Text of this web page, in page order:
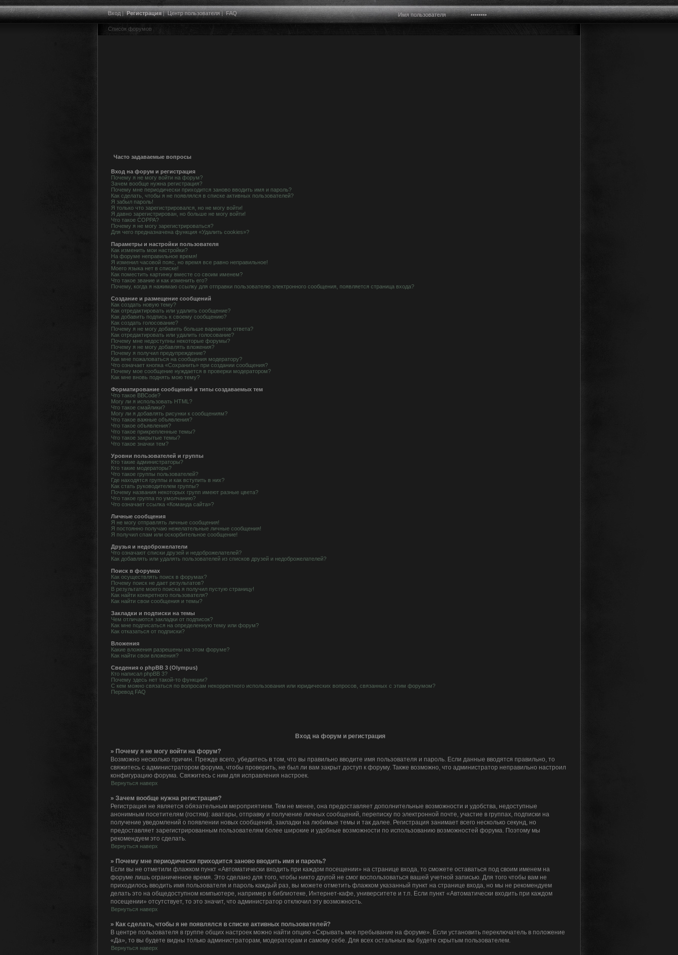
Вход|Регистрация|Центр пользователя|FAQ
Список форумов
Часто задаваемые вопросы
Вход на форум и регистрация
Почему я не могу войти на форум?
Зачем вообще нужна регистрация?
Почему мне периодически приходится заново вводить имя и пароль?
Как сделать, чтобы я не появлялся в списке активных пользователей?
Я забыл пароль!
Я только что зарегистрировался, но не могу войти!
Я давно зарегистрирован, но больше не могу войти!
Что такое COPPA?
Почему я не могу зарегистрироваться?
Для чего предназначена функция «Удалить cookies»?
Параметры и настройки пользователя
Как изменить мои настройки?
На форуме неправильное время!
Я изменил часовой пояс, но время все равно неправильное!
Моего языка нет в списке!
Как поместить картинку вместе со своим именем?
Что такое звание и как изменить его?
Почему, когда я нажимаю ссылку для отправки пользователю электронного сообщения, появляется страница входа?
Создание и размещение сообщений
Как создать новую тему?
Как отредактировать или удалить сообщение?
Как добавить подпись к своему сообщению?
Как создать голосование?
Почему я не могу добавить больше вариантов ответа?
Как отредактировать или удалить голосование?
Почему мне недоступны некоторые форумы?
Почему я не могу добавлять вложения?
Почему я получил предупреждение?
Как мне пожаловаться на сообщения модератору?
Что означает кнопка «Сохранить» при создании сообщения?
Почему мое сообщение нуждается в проверки модератором?
Как мне вновь поднять мою тему?
Форматирование сообщений и типы создаваемых тем
Что такое BBCode?
Могу ли я использовать HTML?
Что такое смайлики?
Могу ли я добавлять рисунки к сообщениям?
Что такое важные объявления?
Что такое объявления?
Что такое прикрепленные темы?
Что такое закрытые темы?
Что такое значки тем?
Уровни пользователей и группы
Кто такие администраторы?
Кто такие модераторы?
Что такое группы пользователей?
Где находятся группы и как вступить в них?
Как стать руководителем группы?
Почему названия некоторых групп имеют разные цвета?
Что такое группа по умолчанию?
Что означает ссылка «Команда сайта»?
Личные сообщения
Я не могу отправлять личные сообщения!
Я постоянно получаю нежелательные личные сообщения!
Я получил спам или оскорбительное сообщение!
Друзья и недоброжелатели
Что означают списки друзей и недоброжелателей?
Как добавлять или удалять пользователей из списков друзей и недоброжелателей?
Поиск в форумах
Как осуществлять поиск в форумах?
Почему поиск не дает результатов?
В результате моего поиска я получил пустую страницу!
Как найти конкретного пользователя?
Как найти свои сообщения и темы?
Закладки и подписки на темы
Чем отличаются закладки от подписок?
Как мне подписаться на определенную тему или форум?
Как отказаться от подписки?
Вложения
Какие вложения разрешены на этом форуме?
Как найти свои вложения?
Сведения о phpBB 3 (Olympus)
Кто написал phpBB 3?
Почему здесь нет такой-то функции?
С кем можно связаться по вопросам некорректного использования или юридических вопросов, связанных с этим форумом?
Перевод FAQ
Вход на форум и регистрация
» Почему я не могу войти на форум?
Возможно несколько причин. Прежде всего, убедитесь в том, что вы правильно вводите имя пользователя и пароль. Если данные вводятся правильно, то
свяжитесь с администратором форума, чтобы проверить, не был ли вам закрыт доступ к форуму. Также возможно, что администратор неправильно настроил
конфигурацию форума. Свяжитесь с ним для исправления настроек.
Вернуться наверх
» Зачем вообще нужна регистрация?
Регистрация не является обязательным мероприятием. Тем не менее, она предоставляет дополнительные возможности и удобства, недоступные
анонимным посетителям (гостям): аватары, отправку и получение личных сообщений, переписку по электронной почте, участие в группах, подписки на
получение уведомлений о появлении новых сообщений, закладки на любимые темы и так далее. Регистрация занимает всего несколько секунд, но
предоставляет зарегистрированным пользователям более широкие и удобные возможности по использованию возможностей форума. Поэтому мы
рекомендуем это сделать.
Вернуться наверх
» Почему мне периодически приходится заново вводить имя и пароль?
Если вы не отметили флажком пункт «Автоматически входить при каждом посещении» на странице входа, то сможете оставаться под своим именем на
форуме лишь ограниченное время. Это сделано для того, чтобы никто другой не смог воспользоваться вашей учетной записью. Для того чтобы вам не
приходилось вводить имя пользователя и пароль каждый раз, вы можете отметить флажком указанный пункт на странице входа, но мы не рекомендуем
делать это на общедоступном компьютере, например в библиотеке, Интернет-кафе, университете и т.п. Если пункт «Автоматически входить при каждом
посещении» отсутствует, то это значит, что администратор отключил эту возможность.
Вернуться наверх
» Как сделать, чтобы я не появлялся в списке активных пользователей?
В центре пользователя в группе общих настроек можно найти опцию «Скрывать мое пребывание на форуме». Если установить переключатель в положение
«Да», то вы будете видны только администраторам, модераторам и самому себе. Для всех остальных вы будете скрытым пользователем.
Вернуться наверх